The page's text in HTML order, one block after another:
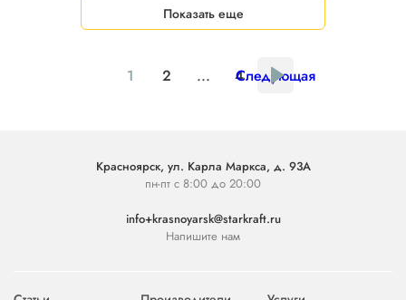
Показать еще
1 2 ... 4
Следующая
Красноярск, ул. Карла Маркса, д. 93А
пн-пт с 8:00 до 20:00
info+krasnoyarsk@starkraft.ru
Напишите нам